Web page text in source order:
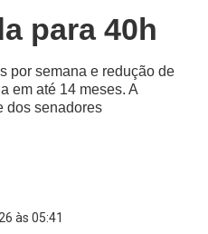
para 40h
por semana e redução de
em até 14 meses. A
dos senadores
às 05:41